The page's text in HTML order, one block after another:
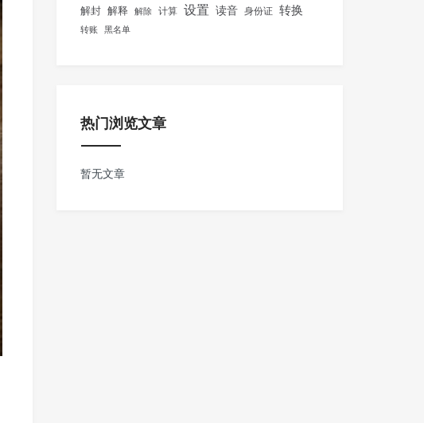
解封 解释 解除 计算 设置 读音 身份证 转换
转账 黑名单
热门浏览文章
暂无文章